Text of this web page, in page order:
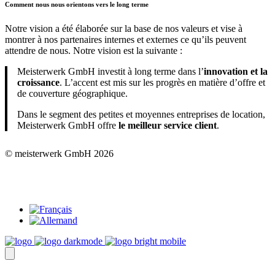
Comment nous nous orientons vers le long terme
Notre vision a été élaborée sur la base de nos valeurs et vise à
montrer à nos partenaires internes et externes ce qu’ils peuvent
attendre de nous. Notre vision est la suivante :
Meisterwerk GmbH investit à long terme dans l’innovation et la
croissance. L’accent est mis sur les progrès en matière d’offre et
de couverture géographique.
Dans le segment des petites et moyennes entreprises de location,
Meisterwerk GmbH offre le meilleur service client.
© meisterwerk GmbH 2026